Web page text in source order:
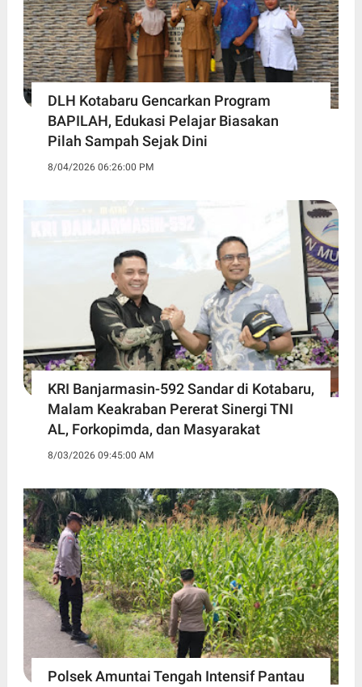
DLH Kotabaru Gencarkan Program
BAPILAH, Edukasi Pelajar Biasakan
Pilah Sampah Sejak Dini
8/04/2026 06:26:00 PM
KRI Banjarmasin-592 Sandar di Kotabaru,
Malam Keakraban Pererat Sinergi TNI
AL, Forkopimda, dan Masyarakat
8/03/2026 09:45:00 AM
Polsek Amuntai Tengah Intensif Pantau